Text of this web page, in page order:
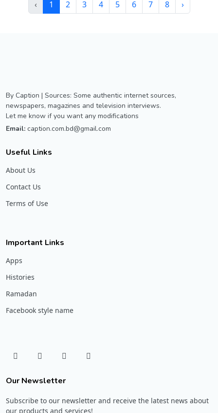
‹ 1 2 3 4 5 6 7 8 ›
By Caption | Sources: Some authentic internet sources,
newspapers, magazines and television interviews.
Let me know if you want any modifications
Email: caption.com.bd@gmail.com
Useful Links
About Us
Contact Us
Terms of Use
Important Links
Apps
Histories
Ramadan
Facebook style name
Our Newsletter
Subscribe to our newsletter and receive the latest news about
our products and services!